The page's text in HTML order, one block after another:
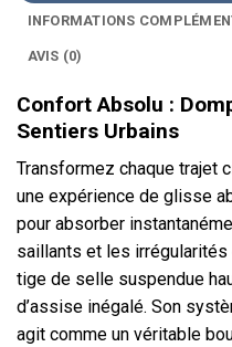
INFORMATIONS
AVIS (0)
Confort Absolu :
Sentiers Urbains
Transformez chaque trajet
une expérience de glisse
pour absorber
saillants et les
tige de selle suspendue
d’assise inégalé. Son
agit comme un véritable